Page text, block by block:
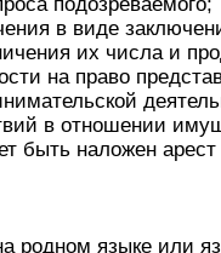
в виде
их числа и
на право
в отношении
быть наложен
родном языке или